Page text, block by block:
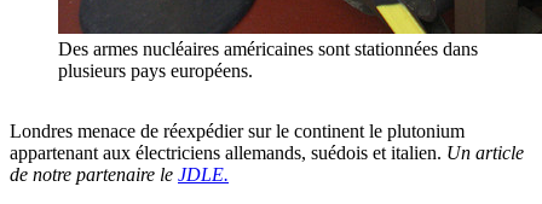
Des armes nucléaires américaines sont stationnées dans
plusieurs pays européens.
Londres menace de réexpédier sur le continent le plutonium
appartenant aux électriciens allemands, suédois et italien. Un article
de notre partenaire le JDLE.